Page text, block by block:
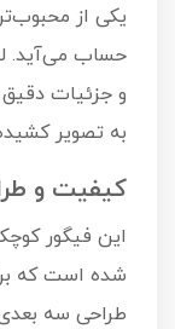
یکی از
حساب می‌آید.
و جزئیات
به تصویر
کیفیت و
این فیگور
شده است که
طراحی سه